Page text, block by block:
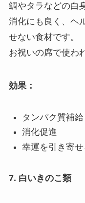
鯛やタラなどの白
消化にも良く、ヘ
せない食材です。
お祝いの席で使わ
効果：
タンパク質補給
消化促進
幸運を引き寄せ
7. 白いきのこ類